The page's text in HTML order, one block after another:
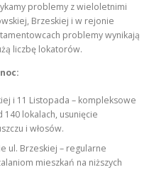
problemy z wieloletnimi
Brzeskiej i w rejonie
problemy wynikają
liczbę lokatorów.
i 11 Listopada – kompleksowe
lokalach, usunięcie
i włosów.
ul. Brzeskiej – regularne
mieszkań na niższych